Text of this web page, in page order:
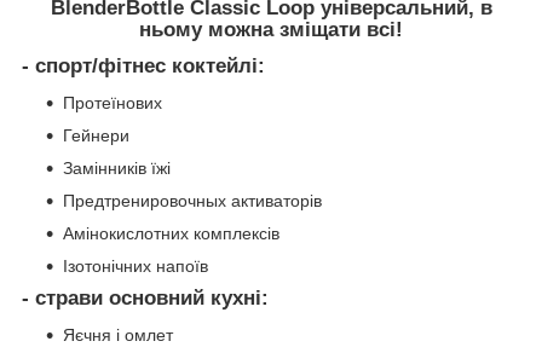
BlenderBottle Classic Loopуніверсальний, в
ньому можна зміщати всі!
- спорт/фітнес коктейлі:
Протеїнових
Гейнери
Замінників їжі
Предтренировочных активаторів
Амінокислотних комплексів
Ізотонічних напоїв
- страви основний кухні:
Яєчня і омлет